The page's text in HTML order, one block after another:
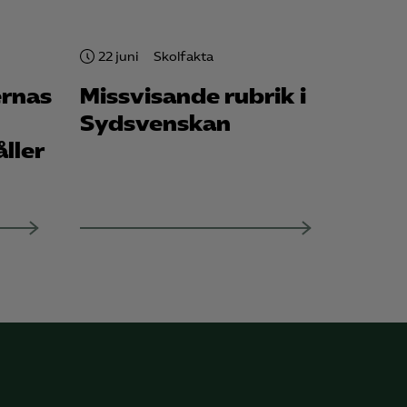
22 juni Skolfakta
Missvisande rubrik i
Sydsvenskan